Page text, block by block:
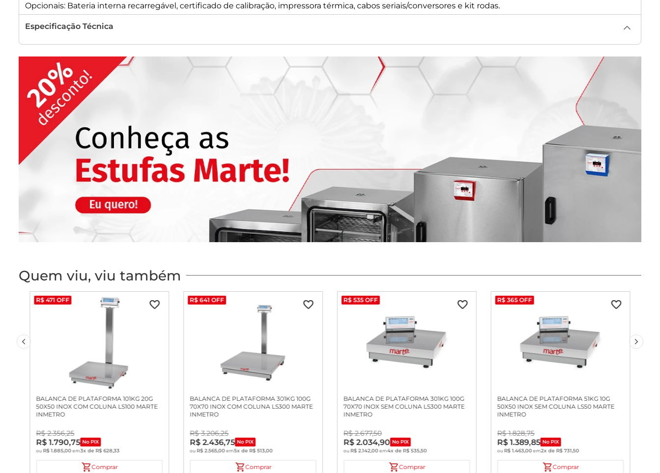
Opcionais: Bateria interna recarregável, certificado de calibração, impressora térmica, cabos seriais/conversores e kit rodas.
Especificação Técnica
Quem viu, viu também
R$ 471 OFF
BALANCA DE PLATAFORMA 101KG 20G
50X50 INOX COM COLUNA LS100 MARTE
INMETRO
R$ 2.356,25
R$ 1.790,75 No PIX
ou R$ 1.885,00em3x de R$ 628,33
Comprar
R$ 641 OFF
BALANCA DE PLATAFORMA 301KG 100G
70X70 INOX COM COLUNA LS300 MARTE
INMETRO
R$ 3.206,25
R$ 2.436,75 No PIX
ou R$ 2.565,00em5x de R$ 513,00
Comprar
R$ 535OFF
BALANCA DE PLATAFORMA 301KG 100G
70X70 INOX SEM COLUNA LS300 MARTE
INMETRO
R$ 2.677,50
R$ 2.034,90 No PIX
ou R$ 2.142,00em4x de R$ 535,50
Comprar
R$ 365OFF
BALANCA DE PLATAFORMA 51KG 10G
50X50 INOX SEM COLUNA LS50 MARTE
INMETRO
R$ 1.828,75
R$ 1.389,85 No PIX
ou R$ 1.463,00em2x de R$ 731,50
Comprar